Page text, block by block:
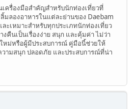
เครื่องมือสำคัญสำหรับนักท่องเที่ยวที่
มลองอาหารในแต่ละย่านของ Daebam
ะเหมาะสำหรับทุกประเภทนักท่องเที่ยว
งคืนเป็นเรื่องง่าย สนุก และคุ้มค่า ไม่ว่า
หม่หรือผู้มีประสบการณ์ คู่มือนี้ช่วยให้
ามสนุก ปลอดภัย และประสบการณ์ที่น่า